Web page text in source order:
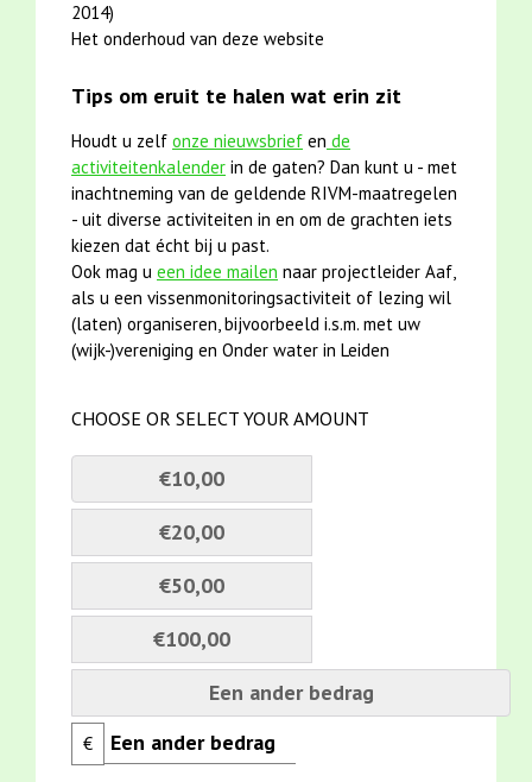
2014)
Het onderhoud van deze website
Tips om eruit te halen wat erin zit
Houdt u zelf onze nieuwsbrief en de
activiteitenkalender in de gaten? Dan kunt u - met
inachtneming van de geldende RIVM-maatregelen
- uit diverse activiteiten in en om de grachten iets
kiezen dat écht bij u past.
Ook mag u een idee mailen naar projectleider Aaf,
als u een vissenmonitoringsactiviteit of lezing wil
(laten) organiseren, bijvoorbeeld i.s.m. met uw
(wijk-)vereniging en Onder water in Leiden
CHOOSE OR SELECT YOUR AMOUNT
€10,00
€20,00
€50,00
€100,00
Een ander bedrag
€